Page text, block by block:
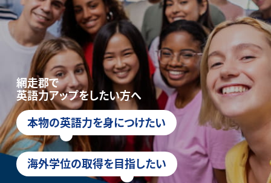
網走郡で
英語力アップをしたい方へ
本物の英語力を身につけたい
海外学位の取得を目指したい